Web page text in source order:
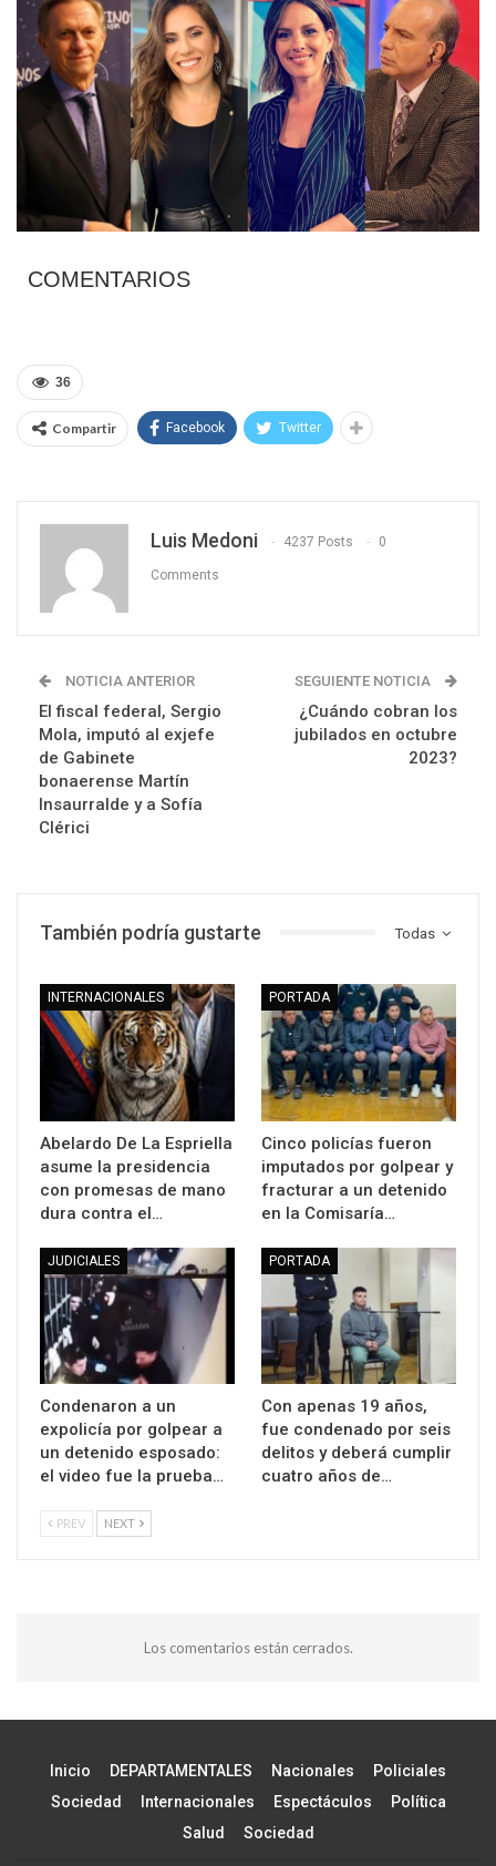
COMENTARIOS
36
Compartir Facebook Twitter
Luis Medoni 4237 Posts 0
Comments
NOTICIA ANTERIOR
El fiscal federal, Sergio
Mola, imputó al exjefe
de Gabinete
bonaerense Martín
Insaurralde y a Sofía
Clérici
SEGUIENTE NOTICIA
¿Cuándo cobran los
jubilados en octubre
2023?
Todas
También podría gustarte
INTERNACIONALES
Abelardo De La Espriella
asume la presidencia
con promesas de mano
dura contra el…
PORTADA
Cinco policías fueron
imputados por golpear y
fracturar a un detenido
en la Comisaría…
JUDICIALES
Condenaron a un
expolicía por golpear a
un detenido esposado:
el video fue la prueba…
PORTADA
Con apenas 19 años,
fue condenado por seis
delitos y deberá cumplir
cuatro años de…
PREV NEXT
Los comentarios están cerrados.
Inicio DEPARTAMENTALES Nacionales
Policiales
Sociedad
Internacionales Espectáculos
Política
Salud
Sociedad